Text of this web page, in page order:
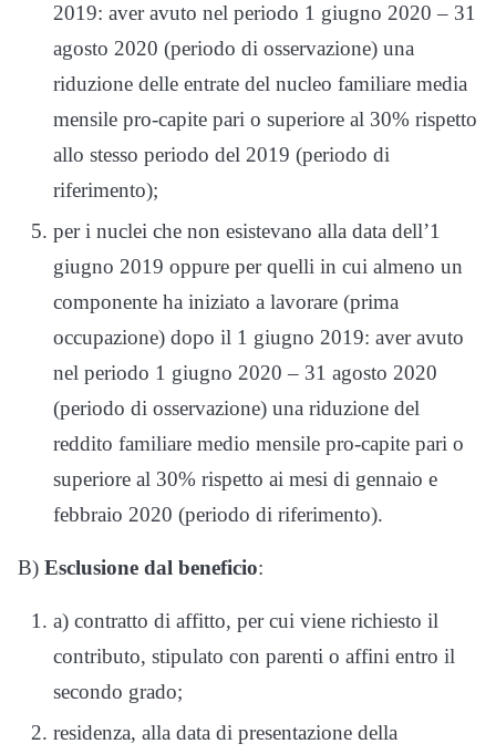
2019: aver avuto nel periodo 1 giugno 2020 – 31
agosto 2020 (periodo di osservazione) una
riduzione delle entrate del nucleo familiare media
mensile pro-capite pari o superiore al 30% rispetto
allo stesso periodo del 2019 (periodo di
riferimento);
per i nuclei che non esistevano alla data dell’1
giugno 2019 oppure per quelli in cui almeno un
componente ha iniziato a lavorare (prima
occupazione) dopo il 1 giugno 2019: aver avuto
nel periodo 1 giugno 2020 – 31 agosto 2020
(periodo di osservazione) una riduzione del
reddito familiare medio mensile pro-capite pari o
superiore al 30% rispetto ai mesi di gennaio e
febbraio 2020 (periodo di riferimento).
B) Esclusione dal beneficio:
a) contratto di affitto, per cui viene richiesto il
contributo, stipulato con parenti o affini entro il
secondo grado;
residenza, alla data di presentazione della